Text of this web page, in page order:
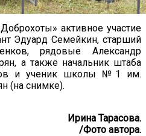
активное участие
Эдуард Семейкин, старший
рядовые Александр
а также начальник штаба
и ученик школы №1 им.
(на снимке).
Ирина Тарасова.
/Фото автора.